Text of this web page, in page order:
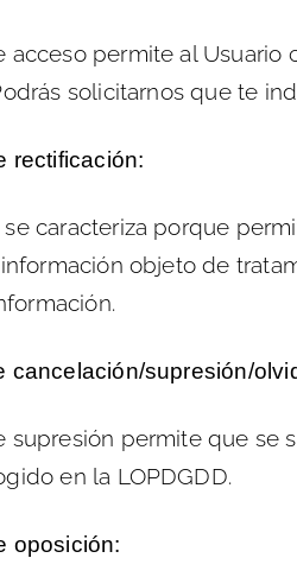
acceso permite al
solicitarnos que te
rectificación:
caracteriza porque
objeto de
cancelación/supresión/
supresión permite que se
en la LOPDGDD.
oposición: